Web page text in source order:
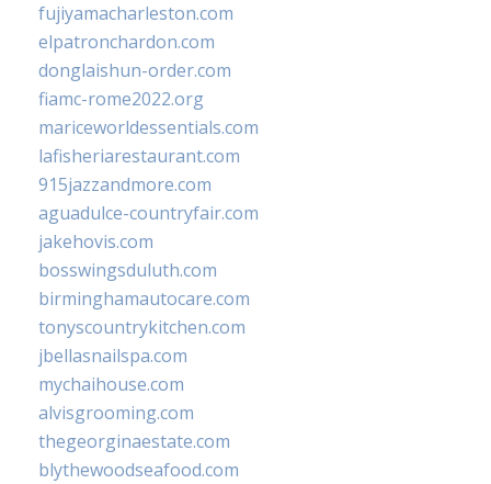
fujiyamacharleston.com
elpatronchardon.com
donglaishun-order.com
fiamc-rome2022.org
mariceworldessentials.com
lafisheriarestaurant.com
915jazzandmore.com
aguadulce-countryfair.com
jakehovis.com
bosswingsduluth.com
birminghamautocare.com
tonyscountrykitchen.com
jbellasnailspa.com
mychaihouse.com
alvisgrooming.com
thegeorginaestate.com
blythewoodseafood.com